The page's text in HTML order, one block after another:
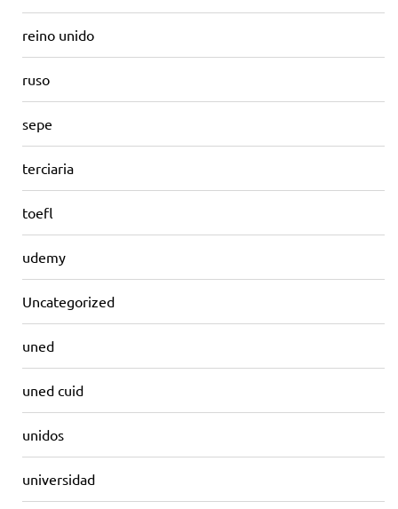
reino unido
ruso
sepe
terciaria
toefl
udemy
Uncategorized
uned
uned cuid
unidos
universidad